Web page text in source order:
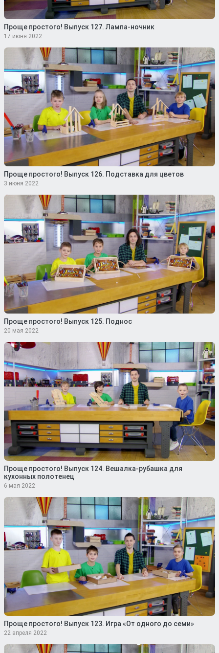
Проще простого! Выпуск 127. Лампа-ночник
17 июня 2022
Проще простого! Выпуск 126. Подставка для цветов
3 июня 2022
Проще простого! Выпуск 125. Поднос
20 мая 2022
Проще простого! Выпуск 124. Вешалка-рубашка для
кухонных полотенец
6 мая 2022
Проще простого! Выпуск 123. Игра «От одного до семи»
22 апреля 2022